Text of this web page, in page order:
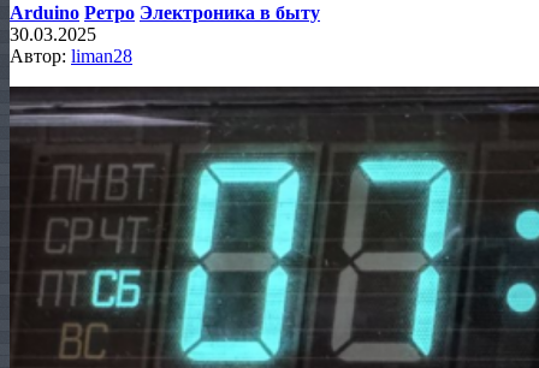
Arduino Ретро Электроника в быту
30.03.2025
Автор: liman28